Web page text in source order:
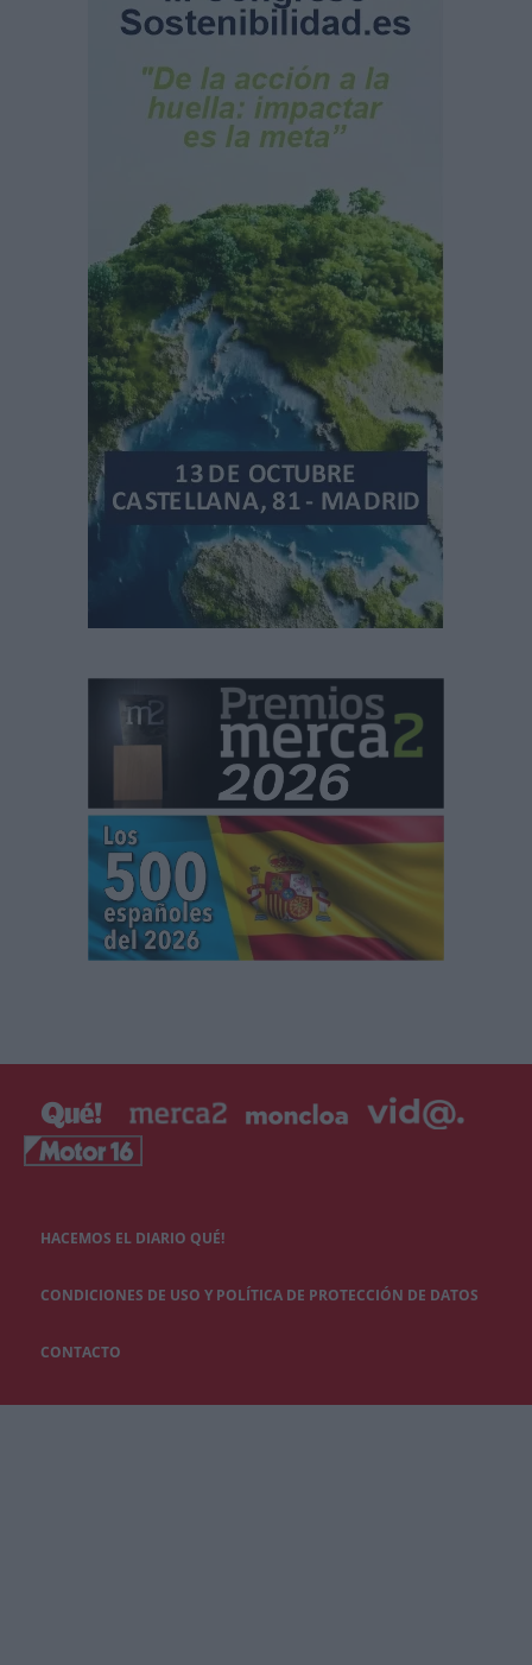
HACEMOS EL DIARIO QUÉ!
CONDICIONES DE USO Y POLÍTICA DE PROTECCIÓN DE DATOS
CONTACTO